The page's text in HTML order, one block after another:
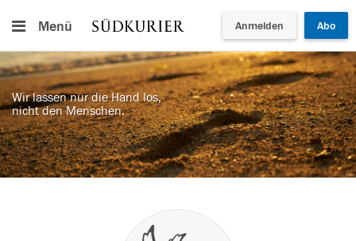
Menü Anmelden Abo
Wir lassen nur die Hand los,
nicht den Menschen.